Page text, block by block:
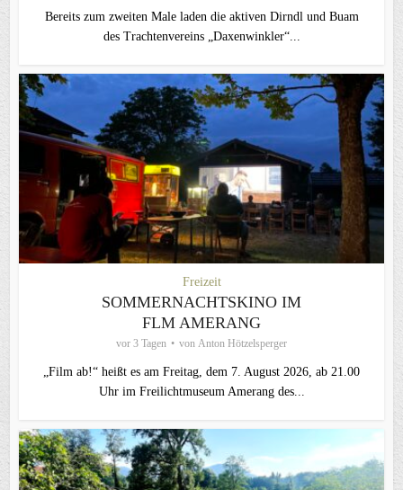
Bereits zum zweiten Male laden die aktiven Dirndl und Buam
des Trachtenvereins „Daxenwinkler“...
Freizeit
SOMMERNACHTSKINO IM
FLM AMERANG
vor 3 Tagen von Anton Hötzelsperger
„Film ab!“ heißt es am Freitag, dem 7. August 2026, ab 21.00
Uhr im Freilichtmuseum Amerang des...